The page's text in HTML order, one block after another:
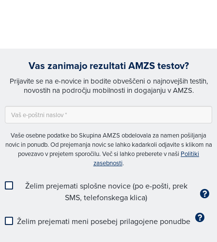
Vas zanimajo rezultati AMZS testov?
Prijavite se na e-novice in bodite obveščeni o najnovejših testih,
novostih na področju mobilnosti in dogajanju v AMZS.
Vaše osebne podatke bo Skupina AMZS obdelovala za namen pošiljanja
novic in ponudb. Od prejemanja novic se lahko kadarkoli odjavite s klikom na
povezavo v prejetem sporočilu. Več si lahko preberete v naši Politiki
zasebnosti.
Želim prejemati splošne novice (po e-pošti, prek
SMS, telefonskega klica)
Želim prejemati meni posebej prilagojene ponudbe